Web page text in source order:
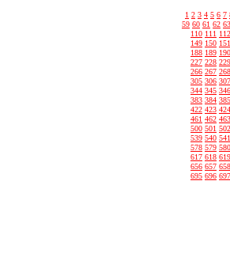
1 2 3 4 5 6 7
59 60 61 62 63
110 111 112
149 150 151
188 189 190
227 228 229
266 267 268
305 306 307
344 345 346
383 384 385
422 423 424
461 462 463
500 501 502
539 540 541
578 579 580
617 618 619
656 657 658
695 696 697